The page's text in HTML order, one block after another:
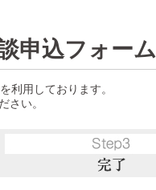
申込フォーム
利用しております。
さい。